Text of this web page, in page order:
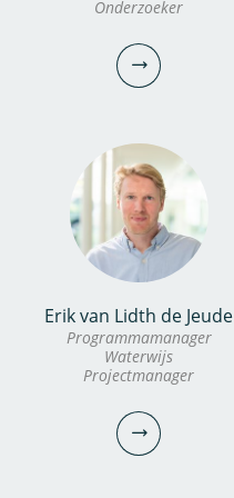
Onderzoeker
dr. Xi Bai
Onderzoeker
Erik van Lidth de Jeude
Programmamanager
Waterwijs
Projectmanager